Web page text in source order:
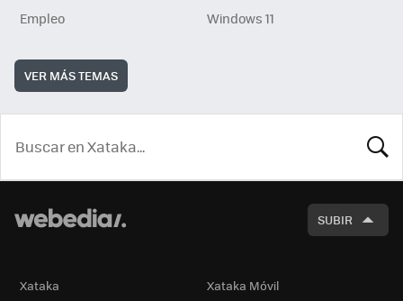
Empleo
Windows 11
VER MÁS TEMAS
SUBIR
Xataka Xataka Móvil